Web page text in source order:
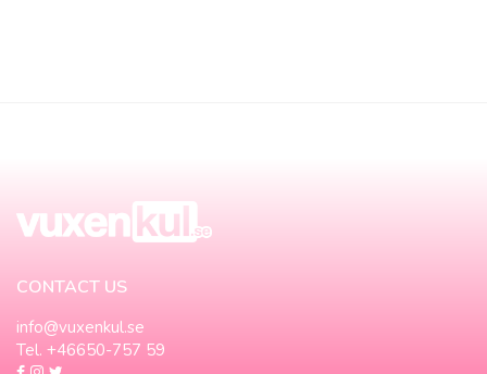
CONTACT US
info@vuxenkul.se
Tel. +46650-757 59